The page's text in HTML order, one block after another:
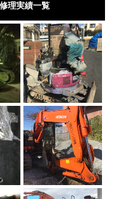
理実績一覧